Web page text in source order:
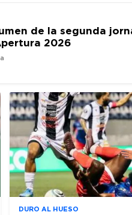
de la segunda
2026
DURO AL HUESO